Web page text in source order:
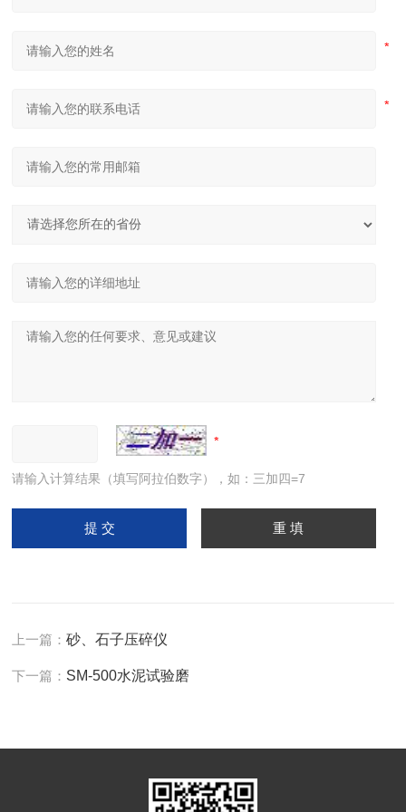
请输入计算结果（填写阿拉伯数字），如：三加四=7
上一篇：砂、石子压碎仪
下一篇： SM-500水泥试验磨